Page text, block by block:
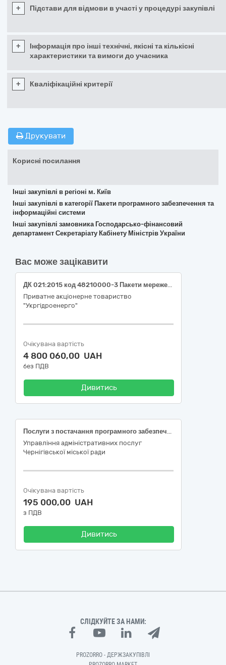
+ Підстави для відмови в участі у процедурі закупівлі
+
Інформація про інші технічні, якісні та кількісні
характеристики та вимоги до учасника
+ Кваліфікаційні критерії
Друкувати
Корисні посилання
Інші закупівлі в регіоні м. Київ
Інші закупівлі в категорії Пакети програмного забезпечення та
інформаційні системи
Інші закупівлі замовника Господарсько-фінансовий
департамент Секретаріату Кабінету Міністрів України
Вас може зацікавити
ДК 021:2015 код 48210000-3 Пакети мережевого програмного забезпечення (Постачання ліцензій на використання програмного забезпечення системи інформаційно-правового забезпечення ПрАТ «Укргідроенерго»)
Приватне акціонерне товариство
"Укргідроенерго"
Очікувана вартість
4 800 060,00 UAH
без ПДВ
Дивитись
Послуги з постачання програмного забезпечення FortiGate-200E (1 Year Unified (UTP) Protection) (код за ЕЗС ДК 021:2015: 48210000-3 Пакети мережевого програмного забезпечення
Управління адміністративних послуг
Чернігівської міської ради
Очікувана вартість
195 000,00 UAH
з ПДВ
Дивитись
СЛІДКУЙТЕ ЗА НАМИ:
PROZORRO - ДЕРЖЗАКУПІВЛІ